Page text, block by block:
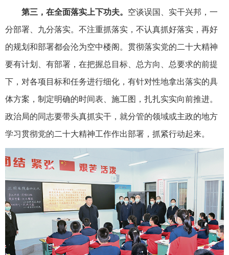
第三，在全面落实上下功夫。 空谈误国、实干兴邦，一
分部署、九分落实。不注重抓落实，不认真抓好落实，再好
的规划和部署都会沦为空中楼阁。贯彻落实党的二十大精神
要有计划、有部署，在把握总目标、总方向、总要求的前提
下，对各项目标和任务进行细化，有针对性地拿出落实的具
体方案，制定明确的时间表、施工图，扎扎实实向前推进。
政治局的同志要带头真抓实干，就分管的领域或主政的地方
学习贯彻党的二十大精神工作作出部署，抓紧行动起来。